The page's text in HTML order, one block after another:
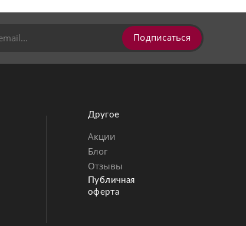
Подписаться
Другое
Акции
Блог
Отзывы
Публичная
оферта
Позвонить MAX